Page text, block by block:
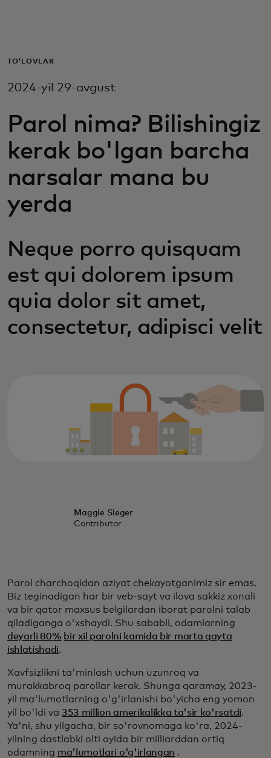
Biznes uchun
Innovatorlar uchun
Yangiliklar va trendlar
TO'LOVLAR
2024-yil 29-avgust
Parol nima? Bilishingiz
kerak bo'lgan barcha
narsalar mana bu
yerda
Neque porro quisquam
est qui dolorem ipsum
quia dolor sit amet,
consectetur, adipisci velit
Maggie Sieger
Contributor
Parol charchoqidan aziyat chekayotganimiz sir emas.
Biz teginadigan har bir veb-sayt va ilova sakkiz xonali
va bir qator maxsus belgilardan iborat parolni talab
qiladiganga o'xshaydi. Shu sababli, odamlarning
deyarli 80% bir xil parolni kamida bir marta qayta
ishlatishadi.
Xavfsizlikni ta'minlash uchun uzunroq va
murakkabroq parollar kerak. Shunga qaramay, 2023-
yil ma'lumotlarning o'g'irlanishi bo'yicha eng yomon
yil bo'ldi va 353 million amerikalikka ta'sir ko'rsatdi.
Ya'ni, shu yilgacha, bir so'rovnomaga ko'ra, 2024-
yilning dastlabki olti oyida bir milliarddan ortiq
odamning ma'lumotlari o'g'irlangan .